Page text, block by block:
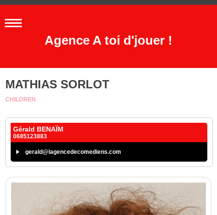
Agence A toi d'jouer !
MATHIAS SORLOT
CHILDREN
Gérald BENAÏM
0685123883
gerald@lagencedecomediens.com